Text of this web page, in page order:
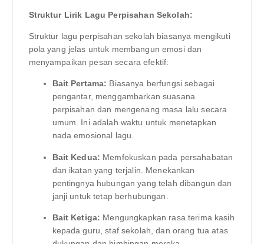
Struktur Lirik Lagu Perpisahan Sekolah:
Struktur lagu perpisahan sekolah biasanya mengikuti
pola yang jelas untuk membangun emosi dan
menyampaikan pesan secara efektif:
Bait Pertama: Biasanya berfungsi sebagai
pengantar, menggambarkan suasana
perpisahan dan mengenang masa lalu secara
umum. Ini adalah waktu untuk menetapkan
nada emosional lagu.
Bait Kedua: Memfokuskan pada persahabatan
dan ikatan yang terjalin. Menekankan
pentingnya hubungan yang telah dibangun dan
janji untuk tetap berhubungan.
Bait Ketiga: Mengungkapkan rasa terima kasih
kepada guru, staf sekolah, dan orang tua atas